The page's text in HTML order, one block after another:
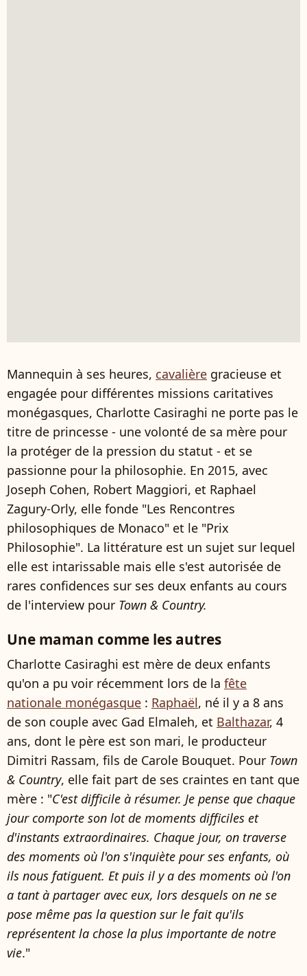
Mannequin à ses heures, cavalière gracieuse et
engagée pour différentes missions caritatives
monégasques, Charlotte Casiraghi ne porte pas le
titre de princesse - une volonté de sa mère pour
la protéger de la pression du statut - et se
passionne pour la philosophie. En 2015, avec
Joseph Cohen, Robert Maggiori, et Raphael
Zagury-Orly, elle fonde "Les Rencontres
philosophiques de Monaco" et le "Prix
Philosophie". La littérature est un sujet sur lequel
elle est intarissable mais elle s'est autorisée de
rares confidences sur ses deux enfants au cours
de l'interview pour Town & Country.
Une maman comme les autres
Charlotte Casiraghi est mère de deux enfants
qu'on a pu voir récemment lors de la fête
nationale monégasque : Raphaël, né il y a 8 ans
de son couple avec Gad Elmaleh, et Balthazar, 4
ans, dont le père est son mari, le producteur
Dimitri Rassam, fils de Carole Bouquet. Pour Town
& Country, elle fait part de ses craintes en tant que
mère : "C'est difficile à résumer. Je pense que chaque
jour comporte son lot de moments difficiles et
d'instants extraordinaires. Chaque jour, on traverse
des moments où l'on s'inquiète pour ses enfants, où
ils nous fatiguent. Et puis il y a des moments où l'on
a tant à partager avec eux, lors desquels on ne se
pose même pas la question sur le fait qu'ils
représentent la chose la plus importante de notre
vie."